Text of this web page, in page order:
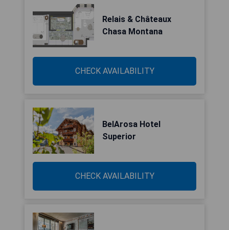
Relais & Châteaux
Chasa Montana
CHECK AVAILABILITY
BelArosa Hotel
Superior
CHECK AVAILABILITY